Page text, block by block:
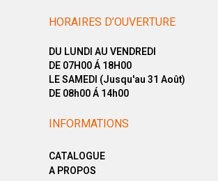
HORAIRES D’OUVERTURE
DU LUNDI AU VENDREDI
DE 07H00 Á 18H00
LE SAMEDI (Jusqu'au 31 Août)
DE 08h00 Á 14h00
INFORMATIONS
CATALOGUE
A PROPOS